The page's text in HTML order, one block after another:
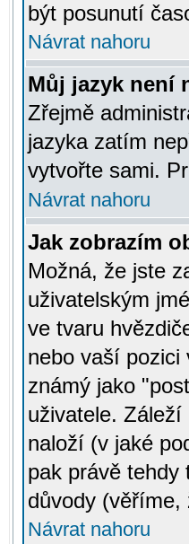
být posunutí
Návrat nahoru
Můj jazyk není
Zřejmě
jazyka zatím
vytvořte sami.
Návrat nahoru
Jak zobrazím
Možná, že jste
uživatelským
ve tvaru
nebo vaší
známý jako
uživatele.
naloží (v jaké
pak právě tehdy
důvody (věříme,
Návrat nahoru